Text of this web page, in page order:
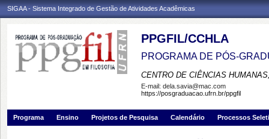
SIGAA - Sistema Integrado de Gestão de Atividades Acadêmicas
PPGFIL/CCHLA
PROGRAMA DE PÓS-
CENTRO DE CIÊNCIAS
E-mail: dela.savia@mac.com
https://posgraduacao.ufrn.br/ppgfil
Programa Ensino Projetos de Pesquisa Calendário Processos